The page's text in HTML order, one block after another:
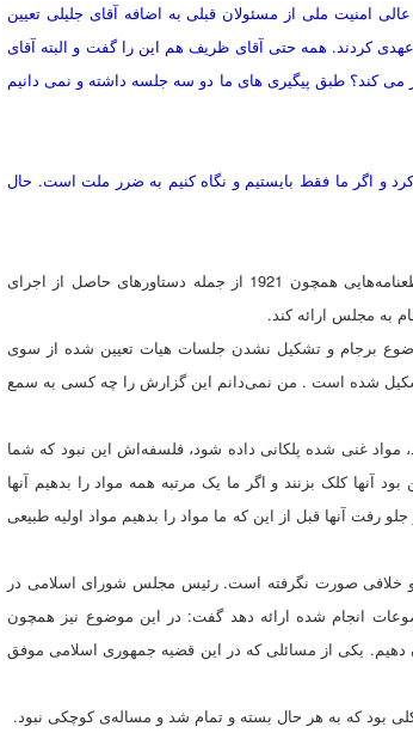
امنیت ملی از مسئولان قبلی به اضافه آقای جلیلی تعیین
کردند. همه حتی آقای ظریف هم این را گفت و البته آقای
کند؟ طبق پیگیری های ما دو سه جلسه داشته و نمی دانیم
کرد و اگر ما فقط بایستیم و نگاه کنیم به ضرر ملت است. حال
رئیس مجلس شورای اسلامی با بیان اینکه بسته شدن پرونده پی ام دی و قطعنامه‌هایی همچون 1921 از جمله دستاورهای حاصل از اجرای
به مجلس ارائه کند.
برجام و تشکیل نشدن جلسات هیات تعیین شده از سوی
شده است . من نمی‌دانم این گزارش را چه کسی به سمع
مواد غنی شده پلکانی داده شود، فلسفه‌اش این نبود که شما
آنها کلک بزنند و اگر ما یک مرتبه همه مواد را بدهیم آنها
رفت آنها قبل از این که ما مواد را بدهیم مواد اولیه طبیعی
و خلافی صورت نگرفته است. رئیس مجلس شورای اسلامی در
انجام شده ارائه دهد گفت:‌ در این موضوع نیز همچون
دهیم. یکی از مسائلی که در این قضیه جمهوری اسلامی موفق
بود که به هر حال بسته و تمام شد و مساله‌ی کوچکی نبود.